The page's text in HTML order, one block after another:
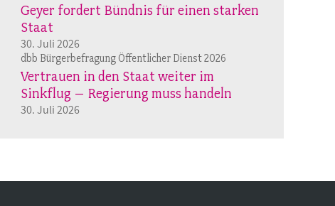
Geyer fordert Bündnis für einen starken
Staat
30. Juli 2026
dbb Bürgerbefragung Öffentlicher Dienst 2026
Vertrauen in den Staat weiter im
Sinkflug – Regierung muss handeln
30. Juli 2026